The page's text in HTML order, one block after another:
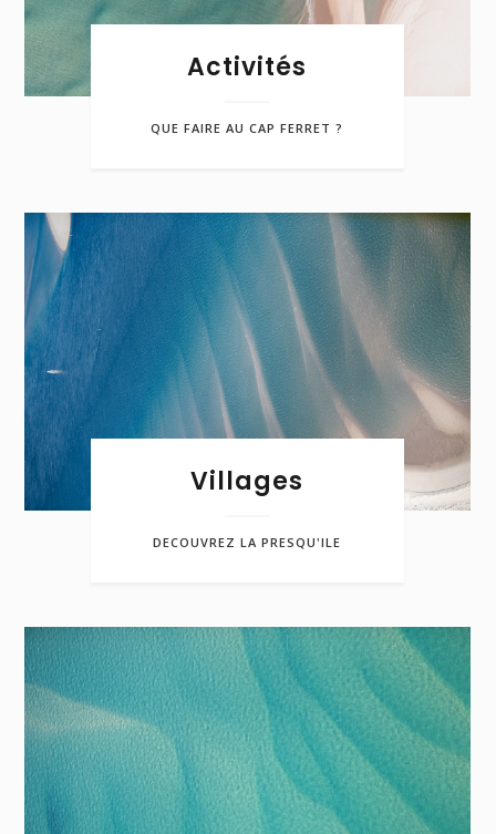
Activités
QUE FAIRE AU CAP FERRET ?
Villages
DECOUVREZ LA PRESQU'ILE